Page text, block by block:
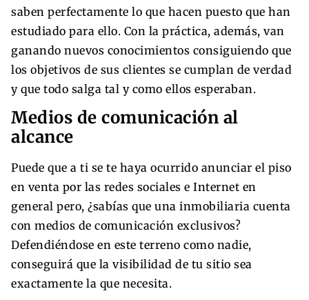
saben perfectamente lo que hacen puesto que han
estudiado para ello. Con la práctica, además, van
ganando nuevos conocimientos consiguiendo que
los objetivos de sus clientes se cumplan de verdad
y que todo salga tal y como ellos esperaban.
Medios de comunicación al
alcance
Puede que a ti se te haya ocurrido anunciar el piso
en venta por las redes sociales e Internet en
general pero, ¿sabías que una inmobiliaria cuenta
con medios de comunicación exclusivos?
Defendiéndose en este terreno como nadie,
conseguirá que la visibilidad de tu sitio sea
exactamente la que necesita.